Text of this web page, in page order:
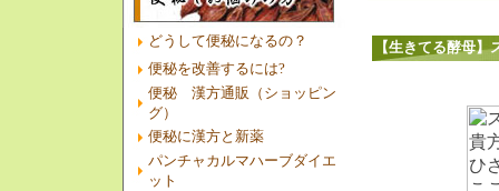
どうして便秘になるの？
便秘を改善するには?
便秘 漢方通販（ショッピン
グ）
便秘に漢方と新薬
パンチャカルマハーブダイエ
ット
【生きてる酵母】